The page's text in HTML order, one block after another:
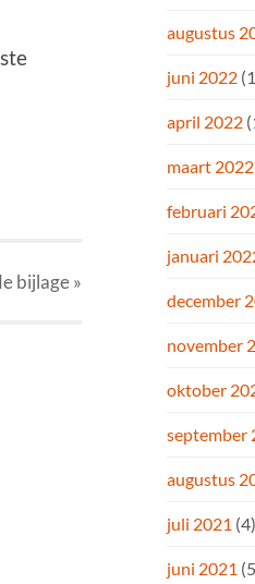
bijlage»
augustus
juni 2022
april 2022
maart 2022
februari
januari
december
november
oktober
september
augustus
juli 2021 (4)
juni 2021